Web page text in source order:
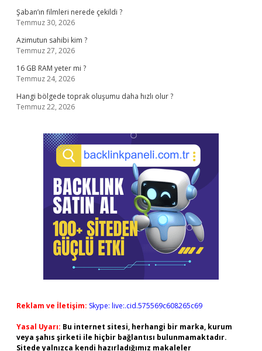
Şaban’ın filmleri nerede çekildi ?
Temmuz 30, 2026
Azimutun sahibi kim ?
Temmuz 27, 2026
16 GB RAM yeter mi ?
Temmuz 24, 2026
Hangi bölgede toprak oluşumu daha hızlı olur ?
Temmuz 22, 2026
Reklam ve İletişim: Skype: live:.cid.575569c608265c69
Yasal Uyarı: Bu internet sitesi, herhangi bir marka, kurum
veya şahıs şirketi ile hiçbir bağlantısı bulunmamaktadır.
Sitede yalnızca kendi hazırladığımız makaleler